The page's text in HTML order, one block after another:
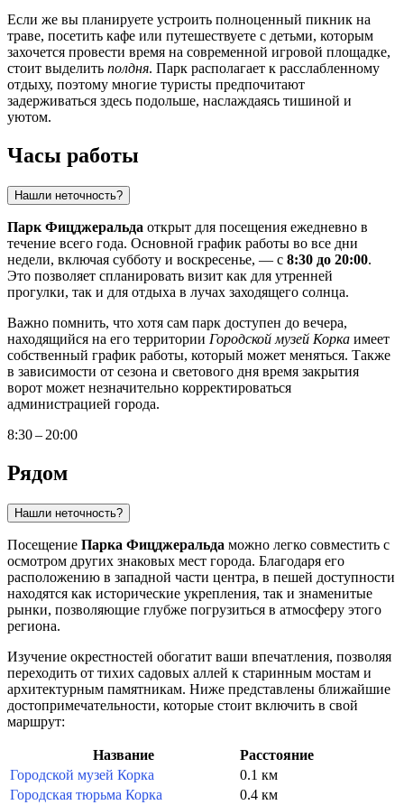
Если же вы планируете устроить полноценный пикник на
траве, посетить кафе или путешествуете с детьми, которым
захочется провести время на современной игровой площадке,
стоит выделить полдня. Парк располагает к расслабленному
отдыху, поэтому многие туристы предпочитают
задерживаться здесь подольше, наслаждаясь тишиной и
уютом.
Часы работы
Нашли неточность?
Парк Фицджеральда открыт для посещения ежедневно в
течение всего года. Основной график работы во все дни
недели, включая субботу и воскресенье, — с 8:30 до 20:00.
Это позволяет спланировать визит как для утренней
прогулки, так и для отдыха в лучах заходящего солнца.
Важно помнить, что хотя сам парк доступен до вечера,
находящийся на его территории Городской музей Корка имеет
собственный график работы, который может меняться. Также
в зависимости от сезона и светового дня время закрытия
ворот может незначительно корректироваться
администрацией города.
8:30 – 20:00
Рядом
Нашли неточность?
Посещение Парка Фицджеральда можно легко совместить с
осмотром других знаковых мест города. Благодаря его
расположению в западной части центра, в пешей доступности
находятся как исторические укрепления, так и знаменитые
рынки, позволяющие глубже погрузиться в атмосферу этого
региона.
Изучение окрестностей обогатит ваши впечатления, позволяя
переходить от тихих садовых аллей к старинным мостам и
архитектурным памятникам. Ниже представлены ближайшие
достопримечательности, которые стоит включить в свой
маршрут:
Название
Расстояние
Городской музей Корка
0.1 км
Городская тюрьма Корка
0.4 км